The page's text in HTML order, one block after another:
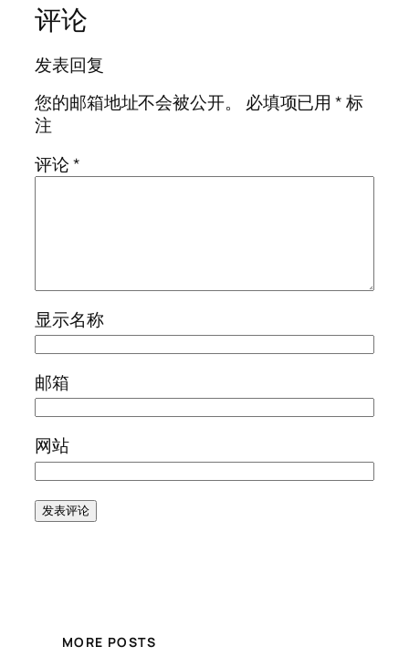
评论
发表回复
您的邮箱地址不会被公开。
必填项已用*标
注
评论*
显示名称
邮箱
网站
MORE POSTS